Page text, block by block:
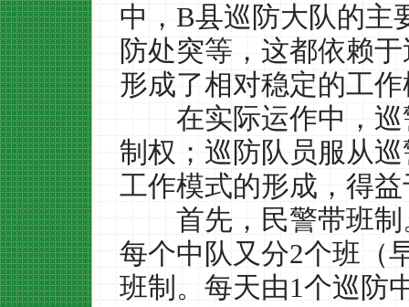
中，B县巡防大队的主
防处突等，这都依赖
形成了相对稳定的工
在实际运作中，巡
制权；巡防队员服从
工作模式的形成，得
首先，民警带班制
每个中队又分2个班（
班制。每天由1个巡防